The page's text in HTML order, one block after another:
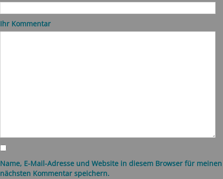
Ihr Kommentar
Name, E-Mail-Adresse und Website in diesem Browser für meinen
nächsten Kommentar speichern.